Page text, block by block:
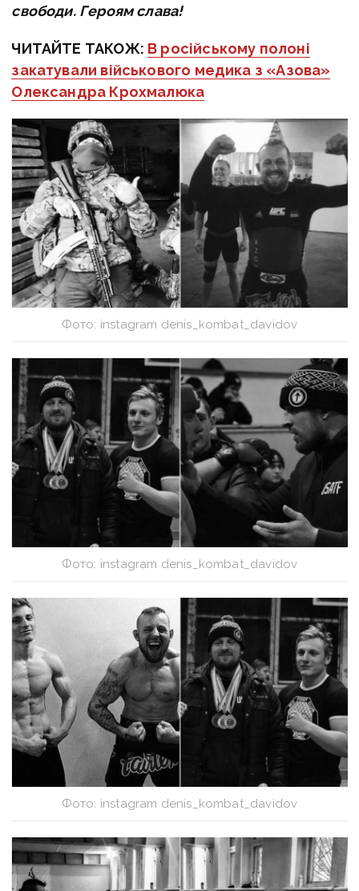
свободи. Героям слава!
ЧИТАЙТЕ ТАКОЖ: В російському полоні
закатували військового медика з «Азова»
Олександра Крохмалюка
Фото: instagram denis_kombat_davidov
Фото: instagram denis_kombat_davidov
Фото: instagram denis_kombat_davidov